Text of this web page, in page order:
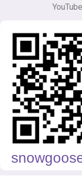
YouTube